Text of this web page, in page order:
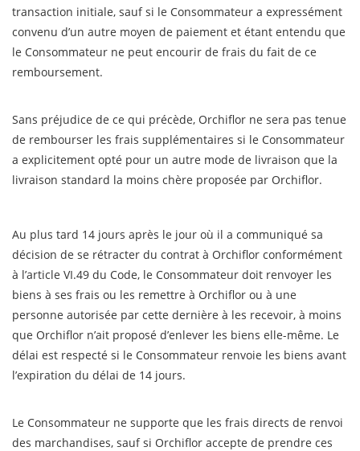
transaction initiale, sauf si le Consommateur a expressément
convenu d’un autre moyen de paiement et étant entendu que
le Consommateur ne peut encourir de frais du fait de ce
remboursement.
Sans préjudice de ce qui précède, Orchiflor ne sera pas tenue
de rembourser les frais supplémentaires si le Consommateur
a explicitement opté pour un autre mode de livraison que la
livraison standard la moins chère proposée par Orchiflor.
Au plus tard 14 jours après le jour où il a communiqué sa
décision de se rétracter du contrat à Orchiflor conformément
à l’article VI.49 du Code, le Consommateur doit renvoyer les
biens à ses frais ou les remettre à Orchiflor ou à une
personne autorisée par cette dernière à les recevoir, à moins
que Orchiflor n’ait proposé d’enlever les biens elle-même. Le
délai est respecté si le Consommateur renvoie les biens avant
l’expiration du délai de 14 jours.
Le Consommateur ne supporte que les frais directs de renvoi
des marchandises, sauf si Orchiflor accepte de prendre ces